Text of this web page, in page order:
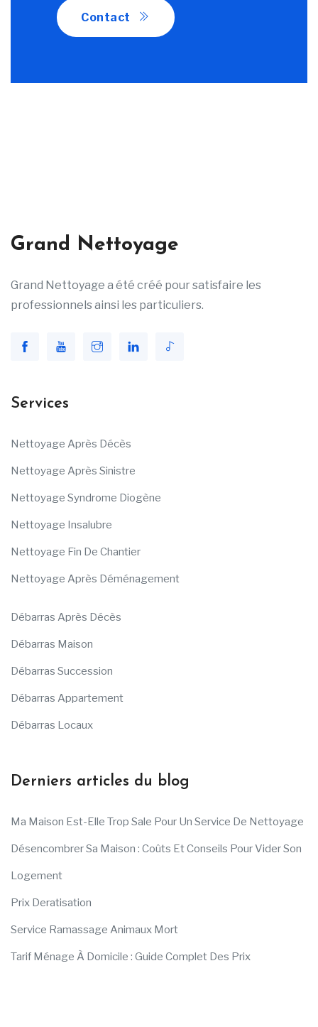
Contact
Grand Nettoyage
Grand Nettoyage a été créé pour satisfaire les
professionnels ainsi les particuliers.
Services
Nettoyage Après Décès
Nettoyage Après Sinistre
Nettoyage Syndrome Diogène
Nettoyage Insalubre
Nettoyage Fin De Chantier
Nettoyage Après Déménagement
Débarras Après Décès
Débarras Maison
Débarras Succession
Débarras Appartement
Débarras Locaux
Derniers articles du blog
Ma Maison Est-Elle Trop Sale Pour Un Service De Nettoyage
Désencombrer Sa Maison : Coûts Et Conseils Pour Vider Son
Logement
Prix Deratisation
Service Ramassage Animaux Mort
Tarif Ménage À Domicile : Guide Complet Des Prix